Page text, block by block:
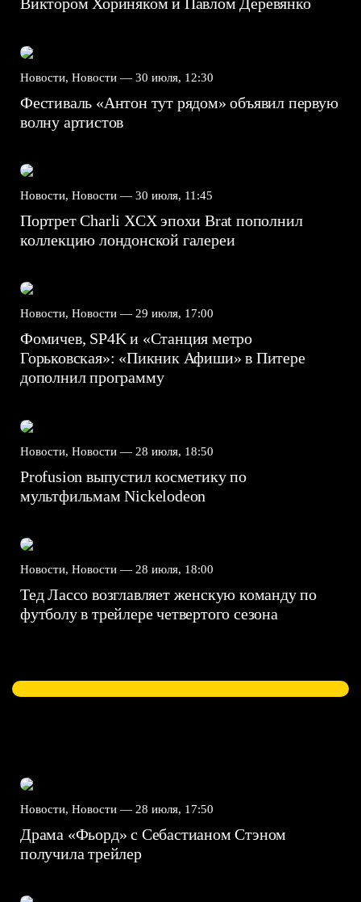
Новости, Новости — 30 июля, 12:30
Фестиваль «Антон тут рядом» объявил первую
волну артистов
Новости, Новости — 30 июля, 11:45
Портрет Charli XCX эпохи Brat пополнил
коллекцию лондонской галереи
Новости, Новости — 29 июля, 17:00
Фомичев, SP4K и «Станция метро
Горьковская»: «Пикник Афиши» в Питере
дополнил программу
Новости, Новости — 28 июля, 18:50
Profusion выпустил косметику по
мультфильмам Nickelodeon
Новости, Новости — 28 июля, 18:00
Тед Лассо возглавляет женскую команду по
футболу в трейлере четвертого сезона
Новости, Новости — 28 июля, 17:50
Драма «Фьорд» с Себастианом Стэном
получила трейлер